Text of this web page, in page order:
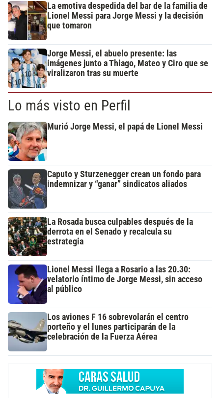
La emotiva despedida del bar de la familia de
Lionel Messi para Jorge Messi y la decisión
que tomaron
Jorge Messi, el abuelo presente: las
imágenes junto a Thiago, Mateo y Ciro que se
viralizaron tras su muerte
Lo más visto en Perfil
Murió Jorge Messi, el papá de Lionel Messi
Caputo y Sturzenegger crean un fondo para
indemnizar y “ganar” sindicatos aliados
La Rosada busca culpables después de la
derrota en el Senado y recalcula su
estrategia
Lionel Messi llega a Rosario a las 20.30:
velatorio íntimo de Jorge Messi, sin acceso
al público
Los aviones F 16 sobrevolarán el centro
porteño y el lunes participarán de la
celebración de la Fuerza Aérea